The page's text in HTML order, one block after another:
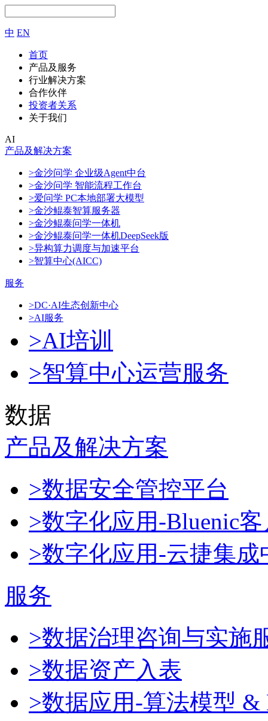
中 EN
首页
产品及服务
行业解决方案
合作伙伴
投资者关系
关于我们
AI
产品及解决方案
>金沙问学 企业级Agent中台
>金沙问学 智能流程工作台
>爱问学 PC本地部署大模型
>金沙鲲泰智算服务器
>金沙鲲泰问学一体机
>金沙鲲泰问学一体机DeepSeek版
>异构算力调度与加速平台
>智算中心(AICC)
服务
>DC·AI生态创新中心
>AI服务
>AI培训
>智算中心运营服务
数据
产品及解决方案
>数据安全管控平台
>数字化应用-Bluenic
>数字化应用-云捷集成
服务
>数据治理咨询与实施
>数据资产入表
>数据应用-算法模型 &